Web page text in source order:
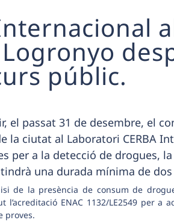
públic.
el passat 31 de desembre, el
la ciutat al Laboratori CERBA
per a la detecció de drogues,
una durada mínima de dos
de la presència de consum de
l’acreditacióENAC 1132/LE2549 per a
proves.